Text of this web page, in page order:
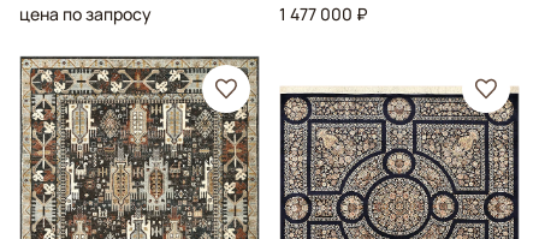
цена по запросу
1 477 000 ₽